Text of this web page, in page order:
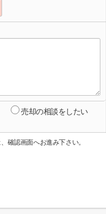
売却の相談をしたい
確認画面へお進み下さい。